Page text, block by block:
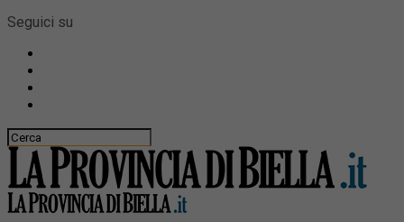
Seguici su